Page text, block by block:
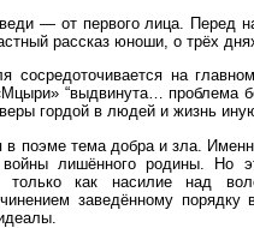
— от первого лица. Перед
рассказ юноши, о трёх
сосредоточивается на
“выдвинута… проблема
гордой в людей и жизнь
поэме тема добра и зла.
войны лишённого родины.
как насилие над
заведённому